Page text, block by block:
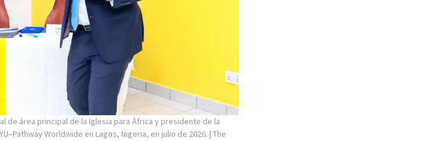
de área principal de la Iglesia para África y presidente de la
Worldwide en Lagos, Nigeria, en julio de 2026. | The